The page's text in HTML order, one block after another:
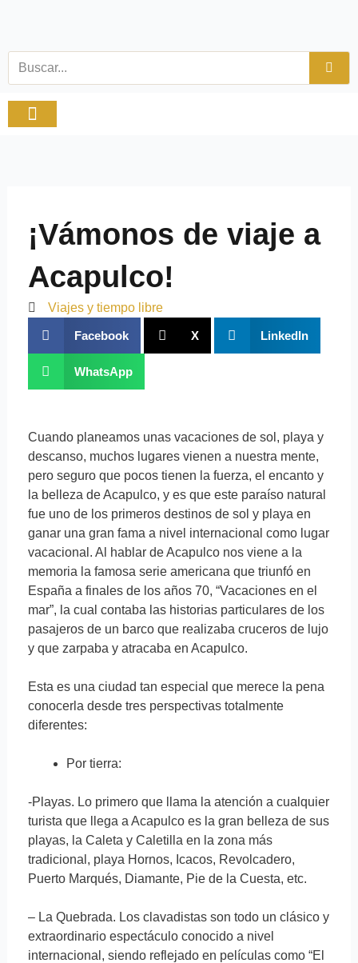
Buscar
¡Vámonos de viaje a
Acapulco!
Viajes y tiempo libre
Facebook X LinkedIn
WhatsApp
Cuando planeamos unas vacaciones de sol, playa y
descanso, muchos lugares vienen a nuestra mente,
pero seguro que pocos tienen la fuerza, el encanto y
la belleza de Acapulco, y es que este paraíso natural
fue uno de los primeros destinos de sol y playa en
ganar una gran fama a nivel internacional como lugar
vacacional. Al hablar de Acapulco nos viene a la
memoria la famosa serie americana que triunfó en
España a finales de los años 70, “Vacaciones en el
mar”, la cual contaba las historias particulares de los
pasajeros de un barco que realizaba cruceros de lujo
y que zarpaba y atracaba en Acapulco.
Esta es una ciudad tan especial que merece la pena
conocerla desde tres perspectivas totalmente
diferentes:
Por tierra:
-Playas. Lo primero que llama la atención a cualquier
turista que llega a Acapulco es la gran belleza de sus
playas, la Caleta y Caletilla en la zona más
tradicional, playa Hornos, Icacos, Revolcadero,
Puerto Marqués, Diamante, Pie de la Cuesta, etc.
– La Quebrada. Los clavadistas son todo un clásico y
extraordinario espectáculo conocido a nivel
internacional, siendo reflejado en películas como “El